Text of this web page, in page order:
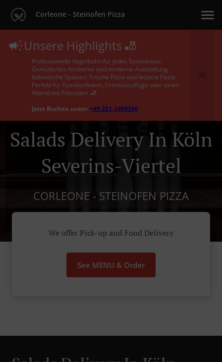
Corleone - Steinofen Pizza
Unsere Highlights 🎳
Professionelle Kegelbahn für jedes Spielniveau
Gemütliches Ambiente und moderne Ausstattung
Italienische Speisen: Frische Pizza und leckere Pasta
Perfekt für Familienfeiern, Firmenausflüge oder einen
Abend mit Freunden. 🎳
Jetzt Buchen unter:+49 221-3409360
Salads Delivery In Köln
Severins-Viertel
CORLEONE - STEINOFEN PIZZA
We offer Pick-up and Food Delivery
See MENU & Order